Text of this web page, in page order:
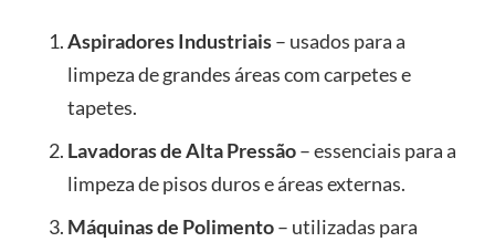
Aspiradores Industriais– usados para a
limpeza de grandes áreas com carpetes e
tapetes.
Lavadoras de Alta Pressão– essenciais para a
limpeza de pisos duros e áreas externas.
Máquinas de Polimento– utilizadas para